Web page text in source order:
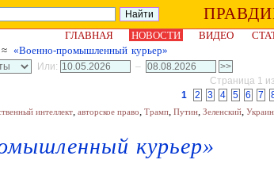
ГЛАВНАЯ
НОВОСТИ ВИДЕО
≈ «Военно-промышленный курьер»
Или:
–
Страница 1
1
2 3 4 5 6 7
интеллект, авторское право, Трамп, Путин, Зеленский,
курьер»